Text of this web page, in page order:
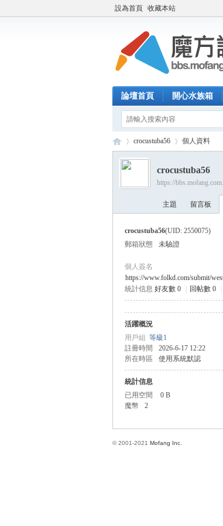
設為首頁 收藏本站
論壇首頁 開心水族箱
›
crocustuba56 個人資料
crocustuba56
https://
主題 留言板
crocustuba56(UID: 2550075)
郵箱狀態
未驗證
個人簽名
https://www.folkd.com/submit/
統計信息 好友數 0 回帖數 0
活躍概況
用戶組 等級1
註冊時間
2026-6-17 12:22
所在時區
使用系統默認
統計信息
已用空間
0 B
魔幣
2
© 2001-2021 Mofang Inc.